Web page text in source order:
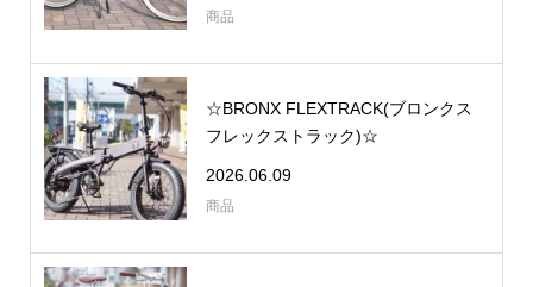
商品
☆BRONX FLEXTRACK(ブロンクス
フレックストラック)☆
2026.06.09
商品